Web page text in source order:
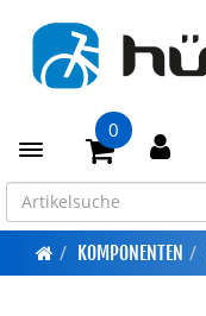
Toggle navigation
0
KOMPONENTEN